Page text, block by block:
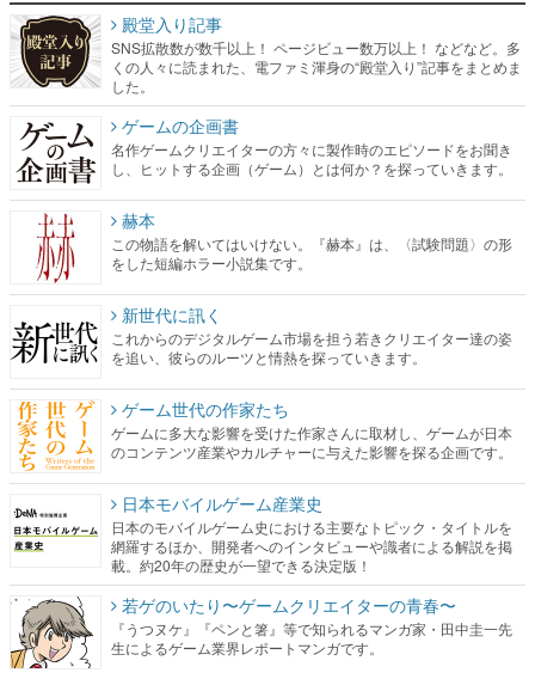
殿堂入り記事
SNS拡散数が数千以上！ ページビュー数万以上！ などなど。多
くの人々に読まれた、電ファミ渾身の“殿堂入り”記事をまとめま
した。
ゲームの企画書
名作ゲームクリエイターの方々に製作時のエピソードをお聞き
し、ヒットする企画（ゲーム）とは何か？を探っていきます。
赫本
この物語を解いてはいけない。『赫本』は、〈試験問題〉の形
をした短編ホラー小説集です。
新世代に訊く
これからのデジタルゲーム市場を担う若きクリエイター達の姿
を追い、彼らのルーツと情熱を探っていきます。
ゲーム世代の作家たち
ゲームに多大な影響を受けた作家さんに取材し、ゲームが日本
のコンテンツ産業やカルチャーに与えた影響を探る企画です。
日本モバイルゲーム産業史
日本のモバイルゲーム史における主要なトピック・タイトルを
網羅するほか、開発者へのインタビューや識者による解説を掲
載。約20年の歴史が一望できる決定版！
若ゲのいたり〜ゲームクリエイターの青春〜
『うつヌケ』『ペンと箸』等で知られるマンガ家・田中圭一先
生によるゲーム業界レポートマンガです。